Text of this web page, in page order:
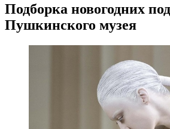
Подборка новогодних
Пушкинского музея